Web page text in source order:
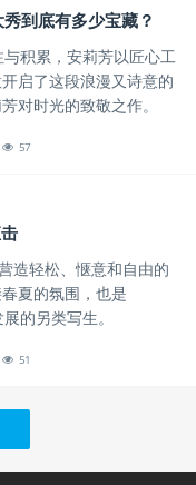
到底有多少宝藏？
积累，安莉芳以匠心工
启了这段浪漫又诗意的
对时光的致敬之作。
57
造轻松、惬意和自由的
夏的氛围，也是
的另类写生。
51